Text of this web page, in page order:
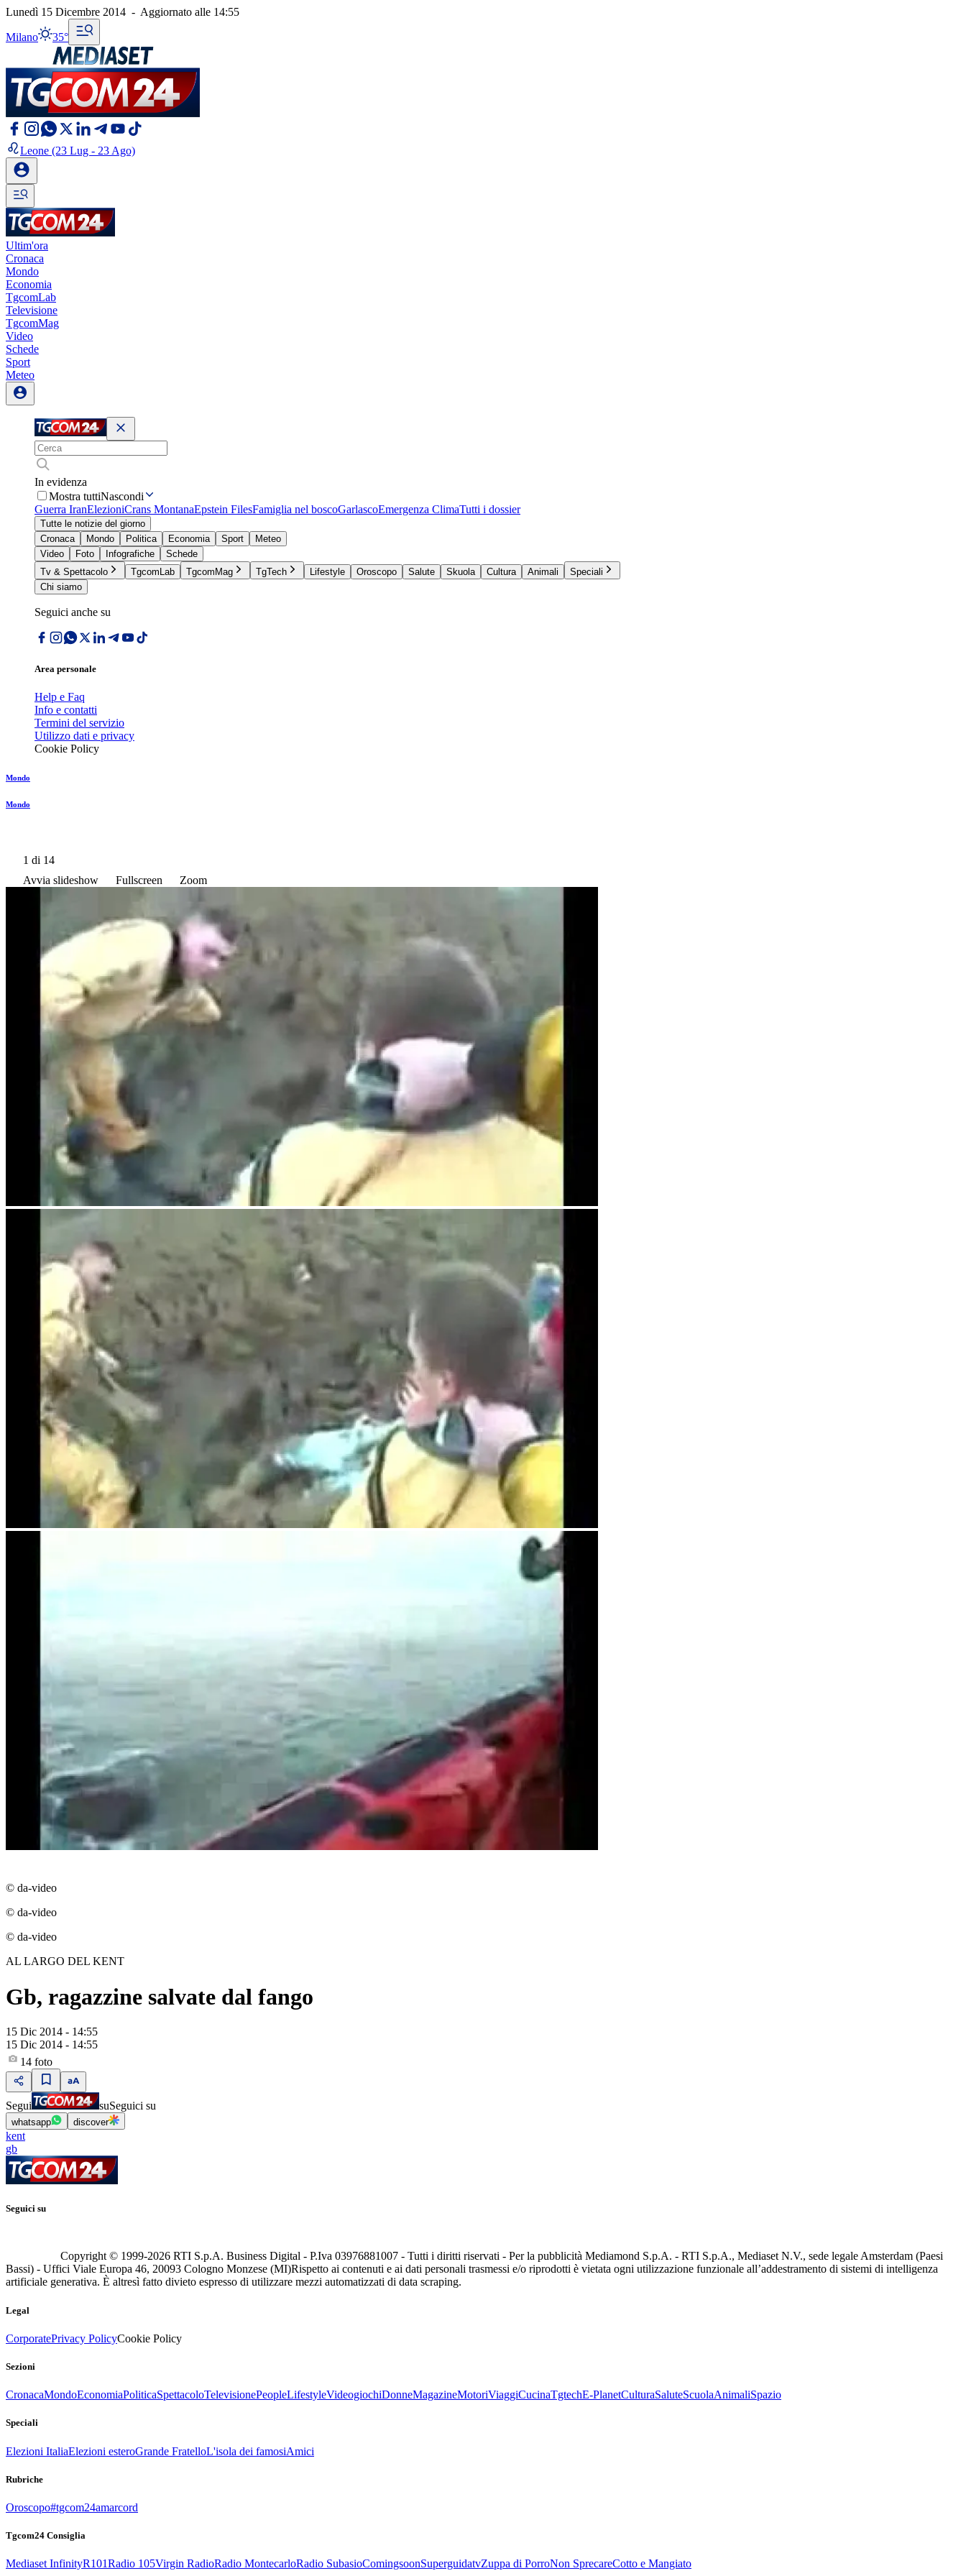
Lunedì 15 Dicembre 2014 - Aggiornato alle 14:55
Milano 35°
Leone (23 Lug - 23 Ago)
Ultim'ora
Cronaca
Mondo
Economia
TgcomLab
Televisione
TgcomMag
Video
Schede
Sport
Meteo
In evidenza
Mostra tuttiNascondi
Guerra IranElezioniCrans MontanaEpstein FilesFamiglia nel boscoGarlascoEmergenza ClimaTutti i dossier
Tutte le notizie del giorno
Cronaca
Mondo Politica Economia Sport
Meteo
Video
Foto Infografiche
Schede
Tv & Spettacolo
TgcomLab TgcomMag TgTech Lifestyle Oroscopo Salute Skuola Cultura Animali
Speciali
Chi siamo
Seguici anche su
Area personale
Help e Faq
Info e contatti
Termini del servizio
Utilizzo dati e privacy
Cookie Policy
Mondo
Mondo
1 di 14
Avvia slideshow
Fullscreen Zoom
© da-video
© da-video
© da-video
AL LARGO DEL KENT
Gb, ragazzine salvate dal fango
15 Dic 2014 - 14:55
15 Dic 2014 - 14:55
14 foto
Segui suSeguici su
whatsapp discover
kent
gb
Seguici su
Copyright © 1999-2026 RTI S.p.A. Business Digital - P.Iva 03976881007 - Tutti i diritti riservati - Per la pubblicità Mediamond S.p.A. - RTI S.p.A., Mediaset N.V., sede legale Amsterdam (Paesi
Bassi) - Uffici Viale Europa 46, 20093 Cologno Monzese (MI)Rispetto ai contenuti e ai dati personali trasmessi e/o riprodotti è vietata ogni utilizzazione funzionale all’addestramento di sistemi di intelligenza
artificiale generativa. È altresì fatto divieto espresso di utilizzare mezzi automatizzati di data scraping.
Legal
CorporatePrivacy PolicyCookie Policy
Sezioni
CronacaMondoEconomiaPoliticaSpettacoloTelevisionePeopleLifestyleVideogiochiDonneMagazineMotoriViaggiCucinaTgtechE-PlanetCulturaSaluteScuolaAnimaliSpazio
Speciali
Elezioni ItaliaElezioni esteroGrande FratelloL'isola dei famosiAmici
Rubriche
Oroscopo#tgcom24amarcord
Tgcom24 Consiglia
Mediaset InfinityR101Radio 105Virgin RadioRadio MontecarloRadio SubasioComingsoonSuperguidatvZuppa di PorroNon SprecareCotto e Mangiato